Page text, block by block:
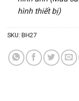
hình thiết bị)
SKU: BH27